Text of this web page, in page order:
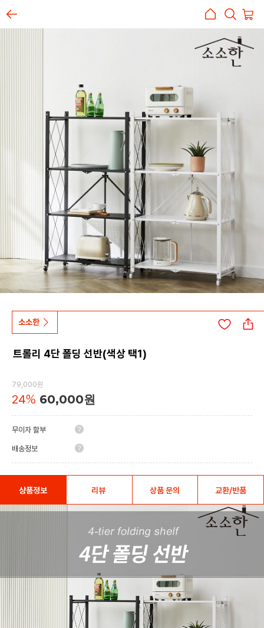
소소한
트롤리 4단 폴딩 선반(색상 택1)
79,000원
24% 60,000원
무이자 할부
배송정보
상품정보 리뷰 상품 문의 교환/반품